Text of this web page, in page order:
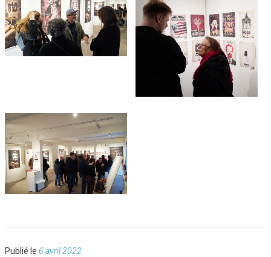
Publié le Publié
6 avril 2022